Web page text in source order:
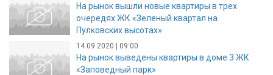
На рынок вышли новые квартиры в трех
очередях ЖК «Зеленый квартал на
Пулковских высотах»
14.09.2020 | 09:00
На рынок выведены квартиры в доме 3 ЖК
«Заповедный парк»